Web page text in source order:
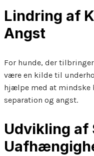
Lindring af
Angst
For hunde, der
være en kilde til
hjælpe med at mindske
separation og angst.
Udvikling af